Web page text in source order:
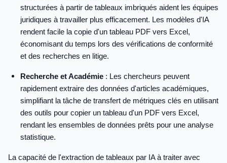
structurées à partir de tableaux imbriqués aident les équipes
juridiques à travailler plus efficacement. Les modèles d'IA
rendent facile la copie d'un tableau PDF vers Excel,
économisant du temps lors des vérifications de conformité
et des recherches en litige.
Recherche et Académie : Les chercheurs peuvent
rapidement extraire des données d'articles académiques,
simplifiant la tâche de transfert de métriques clés en utilisant
des outils pour copier un tableau d'un PDF vers Excel,
rendant les ensembles de données prêts pour une analyse
statistique.
La capacité de l'extraction de tableaux par IA à traiter avec